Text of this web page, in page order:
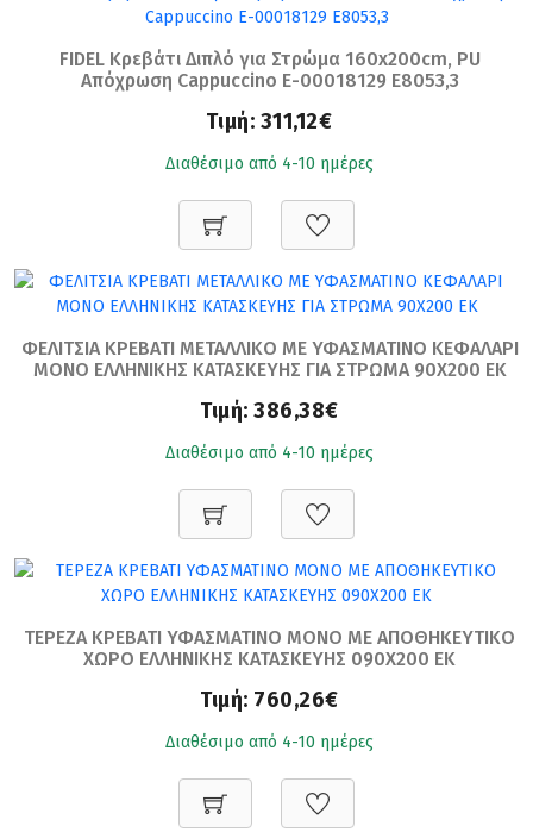
FIDEL Κρεβάτι Διπλό για Στρώμα 160x200cm, PU
Απόχρωση Cappuccino Ε-00018129 Ε8053,3
Τιμή: 311,12€
Διαθέσιμο από 4-10 ημέρες
ΦΕΛΙΤΣΙΑ ΚΡΕΒΑΤΙ ΜΕΤΑΛΛΙΚΟ ΜΕ ΥΦΑΣΜΑΤΙΝΟ ΚΕΦΑΛΑΡΙ
ΜΟΝΟ ΕΛΛΗΝΙΚΗΣ ΚΑΤΑΣΚΕΥΗΣ ΓΙΑ ΣΤΡΩΜΑ 90Χ200 ΕΚ
Τιμή:386,38€
Διαθέσιμο από 4-10 ημέρες
ΤΕΡΕΖΑ ΚΡΕΒΑΤΙ ΥΦΑΣΜΑΤΙΝΟ ΜΟΝΟ ΜΕ ΑΠΟΘΗΚΕΥΤΙΚΟ
ΧΩΡΟ ΕΛΛΗΝΙΚΗΣ ΚΑΤΑΣΚΕΥΗΣ 090Χ200 ΕΚ
Τιμή: 760,26€
Διαθέσιμο από 4-10 ημέρες